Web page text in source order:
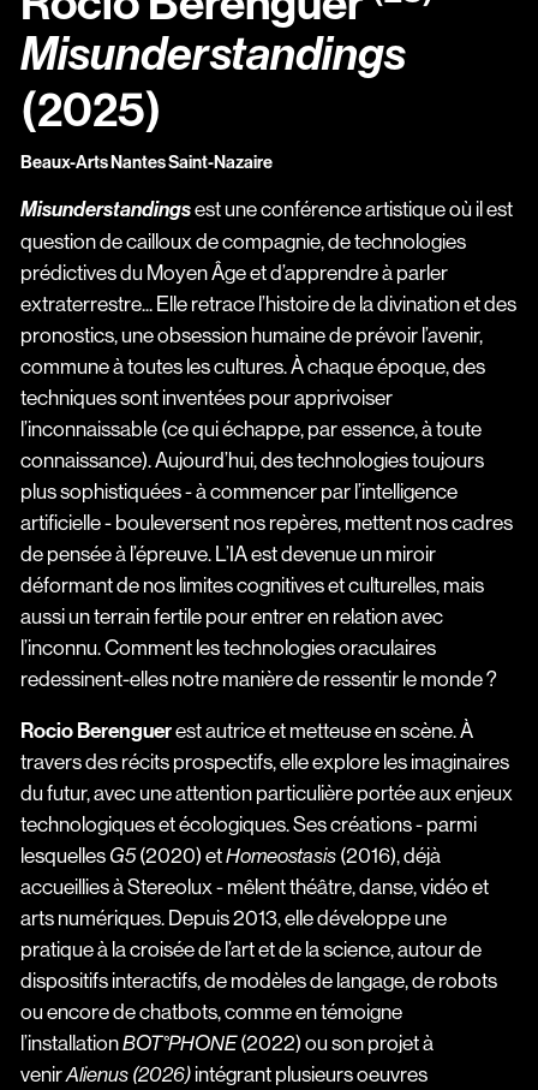
Misunderstandings
(2025)
Beaux-Arts Nantes Saint-Nazaire
Misunderstandingsest une conférence artistique où il est
question de cailloux de compagnie, de technologies
prédictives du Moyen Âge et d’apprendre à parler
extraterrestre... Elle retrace l’histoire de la divination et des
pronostics, une obsession humaine de prévoir l’avenir,
commune à toutes les cultures. À chaque époque, des
techniques sont inventées pour apprivoiser
l’inconnaissable (ce qui échappe, par essence, à toute
connaissance). Aujourd’hui, des technologies toujours
plus sophistiquées - à commencer par l’intelligence
artificielle - bouleversent nos repères, mettent nos cadres
de pensée à l’épreuve. L’IA est devenue un miroir
déformant de nos limites cognitives et culturelles, mais
aussi un terrain fertile pour entrer en relation avec
l’inconnu. Comment les technologies oraculaires
redessinent-elles notre manière de ressentir le monde ?
Rocio Berenguerest autrice et metteuse en scène. À
travers des récits prospectifs, elle explore les imaginaires
du futur, avec une attention particulière portée aux enjeux
technologiques et écologiques. Ses créations - parmi
lesquellesG5(2020) etHomeostasis (2016), déjà
accueillies à Stereolux - mêlent théâtre, danse, vidéo et
arts numériques. Depuis 2013, elle développe une
pratique à la croisée de l’art et de la science, autour de
dispositifs interactifs, de modèles de langage, de robots
ou encore de chatbots, comme en témoigne
l’installationBOT°PHONE(2022) ou son projet à
venirAlienus (2026) intégrant plusieurs oeuvres